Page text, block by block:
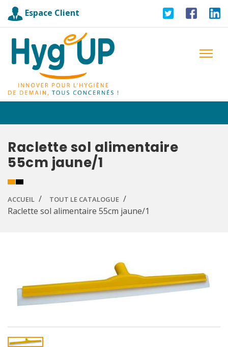
Espace Client
Raclette sol alimentaire
55cm jaune/1
ACCUEIL TOUT LE CATALOGUE
Raclette sol alimentaire 55cm jaune/1